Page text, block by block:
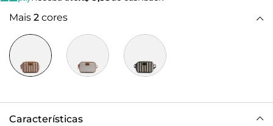
Mais 2 cores
Características